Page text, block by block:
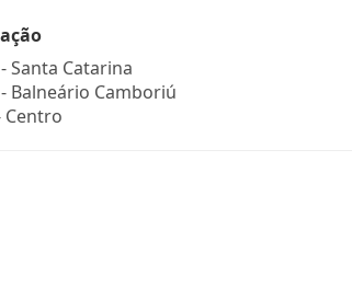
Santa Catarina
Balneário Camboriú
Centro